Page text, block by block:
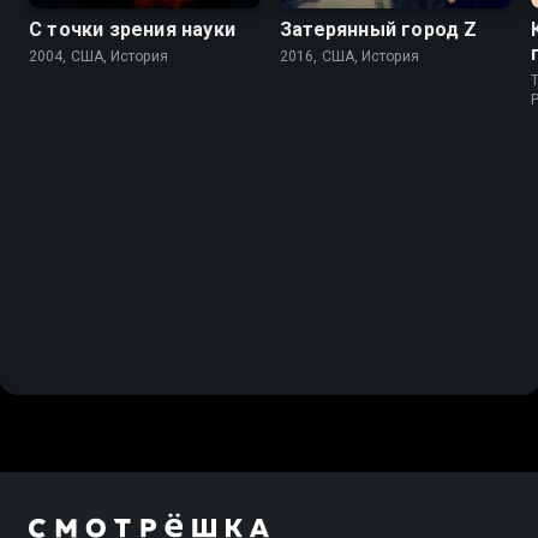
С точки зрения науки
2004, США, История
Затерянный город Z
2016, США, История